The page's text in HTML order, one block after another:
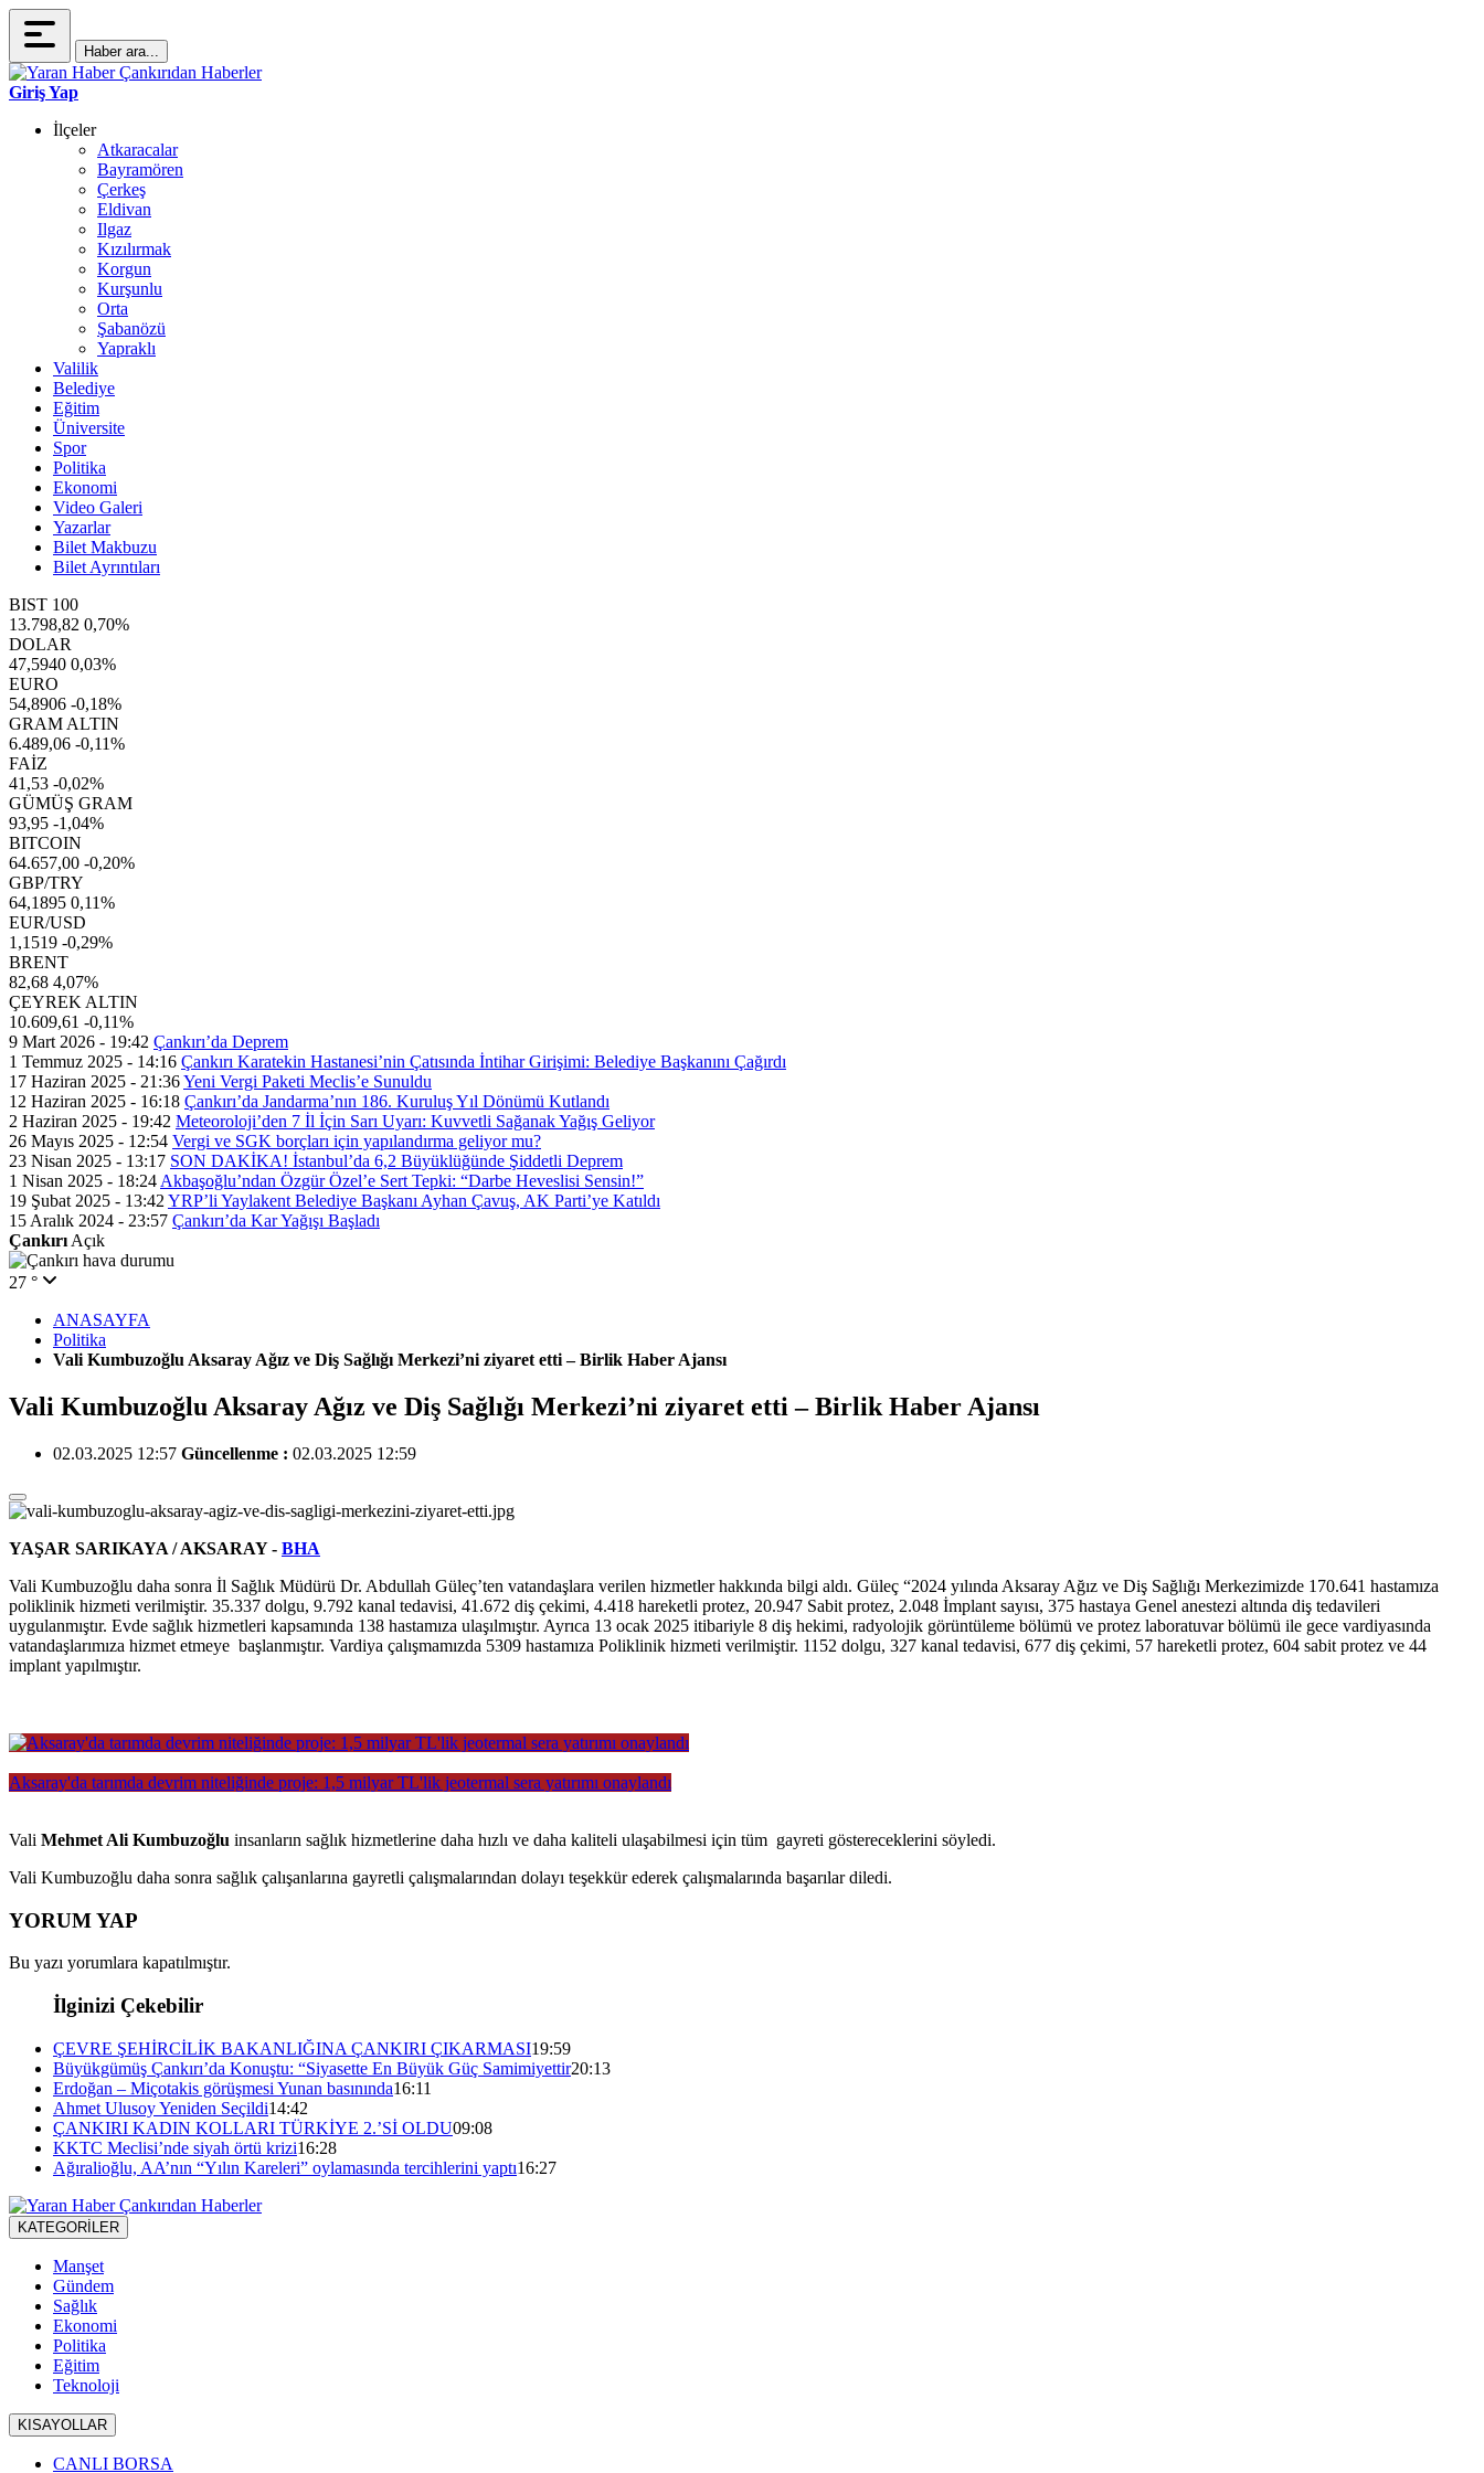
Haber ara...
Giriş Yap
İlçeler
Atkaracalar
Bayramören
Çerkeş
Eldivan
Ilgaz
Kızılırmak
Korgun
Kurşunlu
Orta
Şabanözü
Yapraklı
Valilik
Belediye
Eğitim
Üniversite
Spor
Politika
Ekonomi
Video Galeri
Yazarlar
Bilet Makbuzu
Bilet Ayrıntıları
BIST 100
13.798,82 0,70%
DOLAR
47,5940 0,03%
EURO
54,8906 -0,18%
GRAM ALTIN
6.489,06 -0,11%
FAİZ
41,53 -0,02%
GÜMÜŞ GRAM
93,95 -1,04%
BITCOIN
64.657,00 -0,20%
GBP/TRY
64,1895 0,11%
EUR/USD
1,1519 -0,29%
BRENT
82,68 4,07%
ÇEYREK ALTIN
10.609,61 -0,11%
9 Mart 2026 - 19:42 Çankırı’da Deprem
1 Temmuz 2025 - 14:16 Çankırı Karatekin Hastanesi’nin Çatısında İntihar Girişimi: Belediye Başkanını Çağırdı
17 Haziran 2025 - 21:36Yeni Vergi Paketi Meclis’e Sunuldu
12 Haziran 2025 - 16:18 Çankırı’da Jandarma’nın 186. Kuruluş Yıl Dönümü Kutlandı
2 Haziran 2025 - 19:42 Meteoroloji’den 7 İl İçin Sarı Uyarı: Kuvvetli Sağanak Yağış Geliyor
26 Mayıs 2025 - 12:54 Vergi ve SGK borçları için yapılandırma geliyor mu?
23 Nisan 2025 - 13:17 SON DAKİKA! İstanbul’da 6,2 Büyüklüğünde Şiddetli Deprem
1 Nisan 2025 - 18:24 Akbaşoğlu’ndan Özgür Özel’e Sert Tepki: “Darbe Heveslisi Sensin!”
19 Şubat 2025 - 13:42 YRP’li Yaylakent Belediye Başkanı Ayhan Çavuş, AK Parti’ye Katıldı
15 Aralık 2024 - 23:57 Çankırı’da Kar Yağışı Başladı
Çankırı Açık
27 °
ANASAYFA
Politika
Vali Kumbuzoğlu Aksaray Ağız ve Diş Sağlığı Merkezi’ni ziyaret etti – Birlik Haber Ajansı
Vali Kumbuzoğlu Aksaray Ağız ve Diş Sağlığı Merkezi’ni ziyaret etti – Birlik Haber Ajansı
02.03.2025 12:57 Güncellenme : 02.03.2025 12:59
YAŞAR SARIKAYA /AKSARAY- BHA
Vali Kumbuzoğlu daha sonra İl Sağlık Müdürü Dr. Abdullah Güleç’ten vatandaşlara verilen hizmetler hakkında bilgi aldı. Güleç “2024 yılında Aksaray Ağız ve Diş Sağlığı Merkezimizde 170.641 hastamıza
poliklinik hizmeti verilmiştir. 35.337 dolgu, 9.792 kanal tedavisi, 41.672 diş çekimi, 4.418 hareketli protez, 20.947 Sabit protez, 2.048 İmplant sayısı, 375 hastaya Genel anestezi altında diş tedavileri
uygulanmıştır. Evde sağlık hizmetleri kapsamında 138 hastamıza ulaşılmıştır. Ayrıca 13 ocak 2025 itibariyle 8 diş hekimi, radyolojik görüntüleme bölümü ve protez laboratuvar bölümü ile gece vardiyasında
vatandaşlarımıza hizmet etmeye başlanmıştır. Vardiya çalışmamızda 5309 hastamıza Poliklinik hizmeti verilmiştir. 1152 dolgu, 327 kanal tedavisi, 677 diş çekimi, 57 hareketli protez, 604 sabit protez ve 44
implant yapılmıştır.
Aksaray'da tarımda devrim niteliğinde proje: 1,5 milyar TL'lik jeotermal sera yatırımı onaylandı
Vali Mehmet Ali Kumbuzoğlu insanların sağlık hizmetlerine daha hızlı ve daha kaliteli ulaşabilmesi için tüm gayreti göstereceklerini söyledi.
Vali Kumbuzoğlu daha sonra sağlık çalışanlarına gayretli çalışmalarından dolayı teşekkür ederek çalışmalarında başarılar diledi.
YORUM YAP
Bu yazı yorumlara kapatılmıştır.
İlginizi Çekebilir
ÇEVRE ŞEHİRCİLİK BAKANLIĞINA ÇANKIRI ÇIKARMASI19:59
Büyükgümüş Çankırı’da Konuştu: “Siyasette En Büyük Güç Samimiyettir20:13
Erdoğan – Miçotakis görüşmesi Yunan basınında16:11
Ahmet Ulusoy Yeniden Seçildi14:42
ÇANKIRI KADIN KOLLARI TÜRKİYE 2.’Sİ OLDU09:08
KKTC Meclisi’nde siyah örtü krizi16:28
Ağıralioğlu, AA’nın “Yılın Kareleri” oylamasında tercihlerini yaptı16:27
KATEGORİLER
Manşet
Gündem
Sağlık
Ekonomi
Politika
Eğitim
Teknoloji
KISAYOLLAR
CANLI BORSA